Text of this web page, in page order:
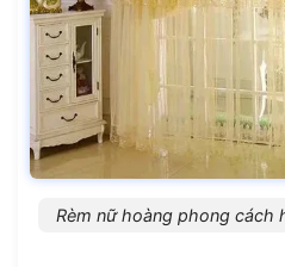
Rèm nữ hoàng phong cách